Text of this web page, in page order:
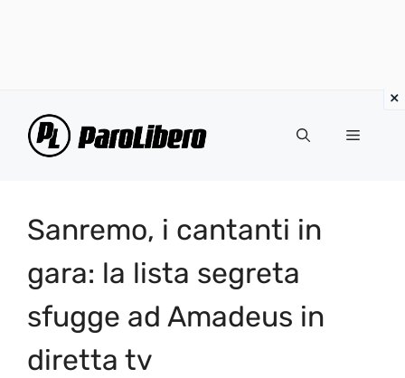
Menu
Sanremo, i cantanti in
gara: la lista segreta
sfugge ad Amadeus in
diretta tv